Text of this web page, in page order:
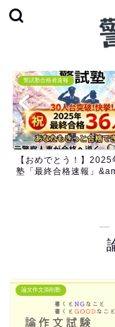
警試塾合格者速報
【おめでとう！】2025
塾「最終合格速報」
―
論文作文添削塾